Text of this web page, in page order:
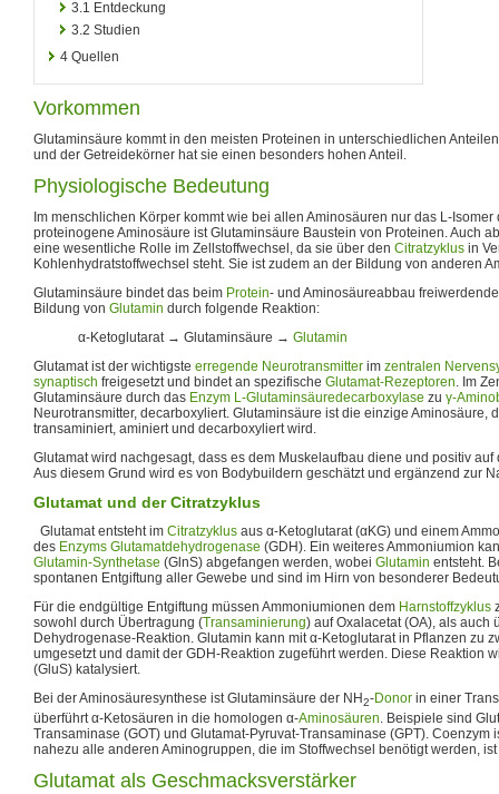
3.1 Entdeckung
3.2 Studien
4 Quellen
Vorkommen
Glutaminsäure kommt in den meisten Proteinen in unterschiedlichen
und der Getreidekörner hat sie einen besonders hohen Anteil.
Physiologische Bedeutung
Im menschlichen Körper kommt wie bei allen Aminosäuren nur das L-Isomer
proteinogene Aminosäure ist Glutaminsäure Baustein von Proteinen. Auch
eine wesentliche Rolle im Zellstoffwechsel, da sie über den Citratzyklus in
Kohlenhydratstoffwechsel steht. Sie ist zudem an der Bildung von anderen
Glutaminsäure bindet das beim Protein- und Aminosäureabbau
Bildung von Glutamin durch folgende Reaktion:
α-Ketoglutarat → Glutaminsäure → Glutamin
Glutamat ist der wichtigste erregende Neurotransmitter im zentralen
synaptisch freigesetzt und bindet an spezifische Glutamat-Rezeptoren. Im
Glutaminsäure durch das Enzym L-Glutaminsäuredecarboxylase zu γ-
Neurotransmitter, decarboxyliert. Glutaminsäure ist die einzige Aminosäure,
transaminiert, aminiert und decarboxyliert wird.
Glutamat wird nachgesagt, dass es dem Muskelaufbau diene und positiv auf
Aus diesem Grund wird es von Bodybuildern geschätzt und ergänzend zur
Glutamat und der Citratzyklus
Glutamat entsteht im Citratzyklus aus α-Ketoglutarat (αKG) und einem
des Enzyms Glutamatdehydrogenase (GDH). Ein weiteres Ammoniumion
Glutamin-Synthetase (GlnS) abgefangen werden, wobei Glutamin entsteht.
spontanen Entgiftung aller Gewebe und sind im Hirn von besonderer
Für die endgültige Entgiftung müssen Ammoniumionen dem Harnstoffzyklus
sowohl durch Übertragung (Transaminierung) auf Oxalacetat (OA), als auch
Dehydrogenase-Reaktion. Glutamin kann mit α-Ketoglutarat in Pflanzen zu
umgesetzt und damit der GDH-Reaktion zugeführt werden. Diese Reaktion
(GluS) katalysiert.
Bei der Aminosäuresynthese ist Glutaminsäure der NH2-Donor in einer
überführt α-Ketosäuren in die homologen α-Aminosäuren. Beispiele sind
Transaminase (GOT) und Glutamat-Pyruvat-Transaminase (GPT). Coenzym
nahezu alle anderen Aminogruppen, die im Stoffwechsel benötigt werden,
Glutamat als Geschmacksverstärker